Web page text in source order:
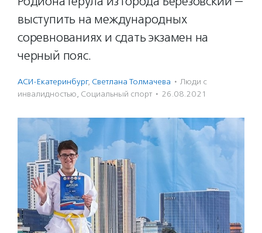
выступить на международных
соревнованиях и сдать экзамен на
черный пояс.
АСИ-Екатеринбург, Светлана Толмачева · Люди с
инвалидностью, Социальный спорт · 26.08.2021